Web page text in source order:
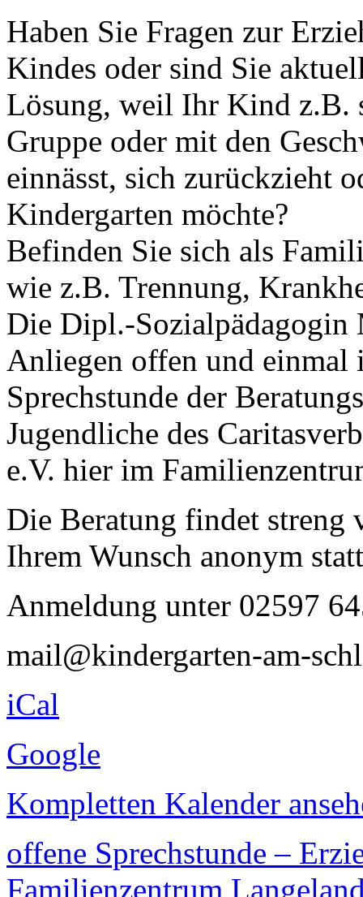
Haben Sie Fragen zur
Kindes oder sind Sie
Lösung, weil Ihr Kind z.B.
Gruppe oder mit den
einnässt, sich zurückzieht
Kindergarten möchte?
Befinden Sie sich als
wie z.B. Trennung,
Die Dipl.-
Anliegen offen und einmal
Sprechstunde der
Jugendliche des
e.V. hier im
Die Beratung findet streng
Ihrem Wunsch anonym
Anmeldung unter 02597
mail@kindergarten-am-
iCal
Google
Kompletten Kalender
offene Sprechstunde –
Familienzentrum